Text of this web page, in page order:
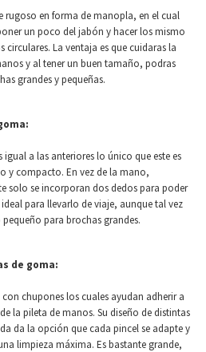
rugoso en forma de manopla, en el cual
un poco del jabón y hacer los mismo
circulares. La ventaja es que cuidaras la
y al tener un buen tamaño, podras
grandes y pequeñas.
igual a las anteriores lo único que este es
y compacto. En vez de la mano,
solo se incorporan dos dedos para poder
para llevarlo de viaje, aunque tal vez
para brochas grandes.
de goma:
con chupones los cuales ayudan adherir a
la pileta de manos. Su diseño de distintas
da la opción que cada pincel se adapte y
limpieza máxima. Es bastante grande,